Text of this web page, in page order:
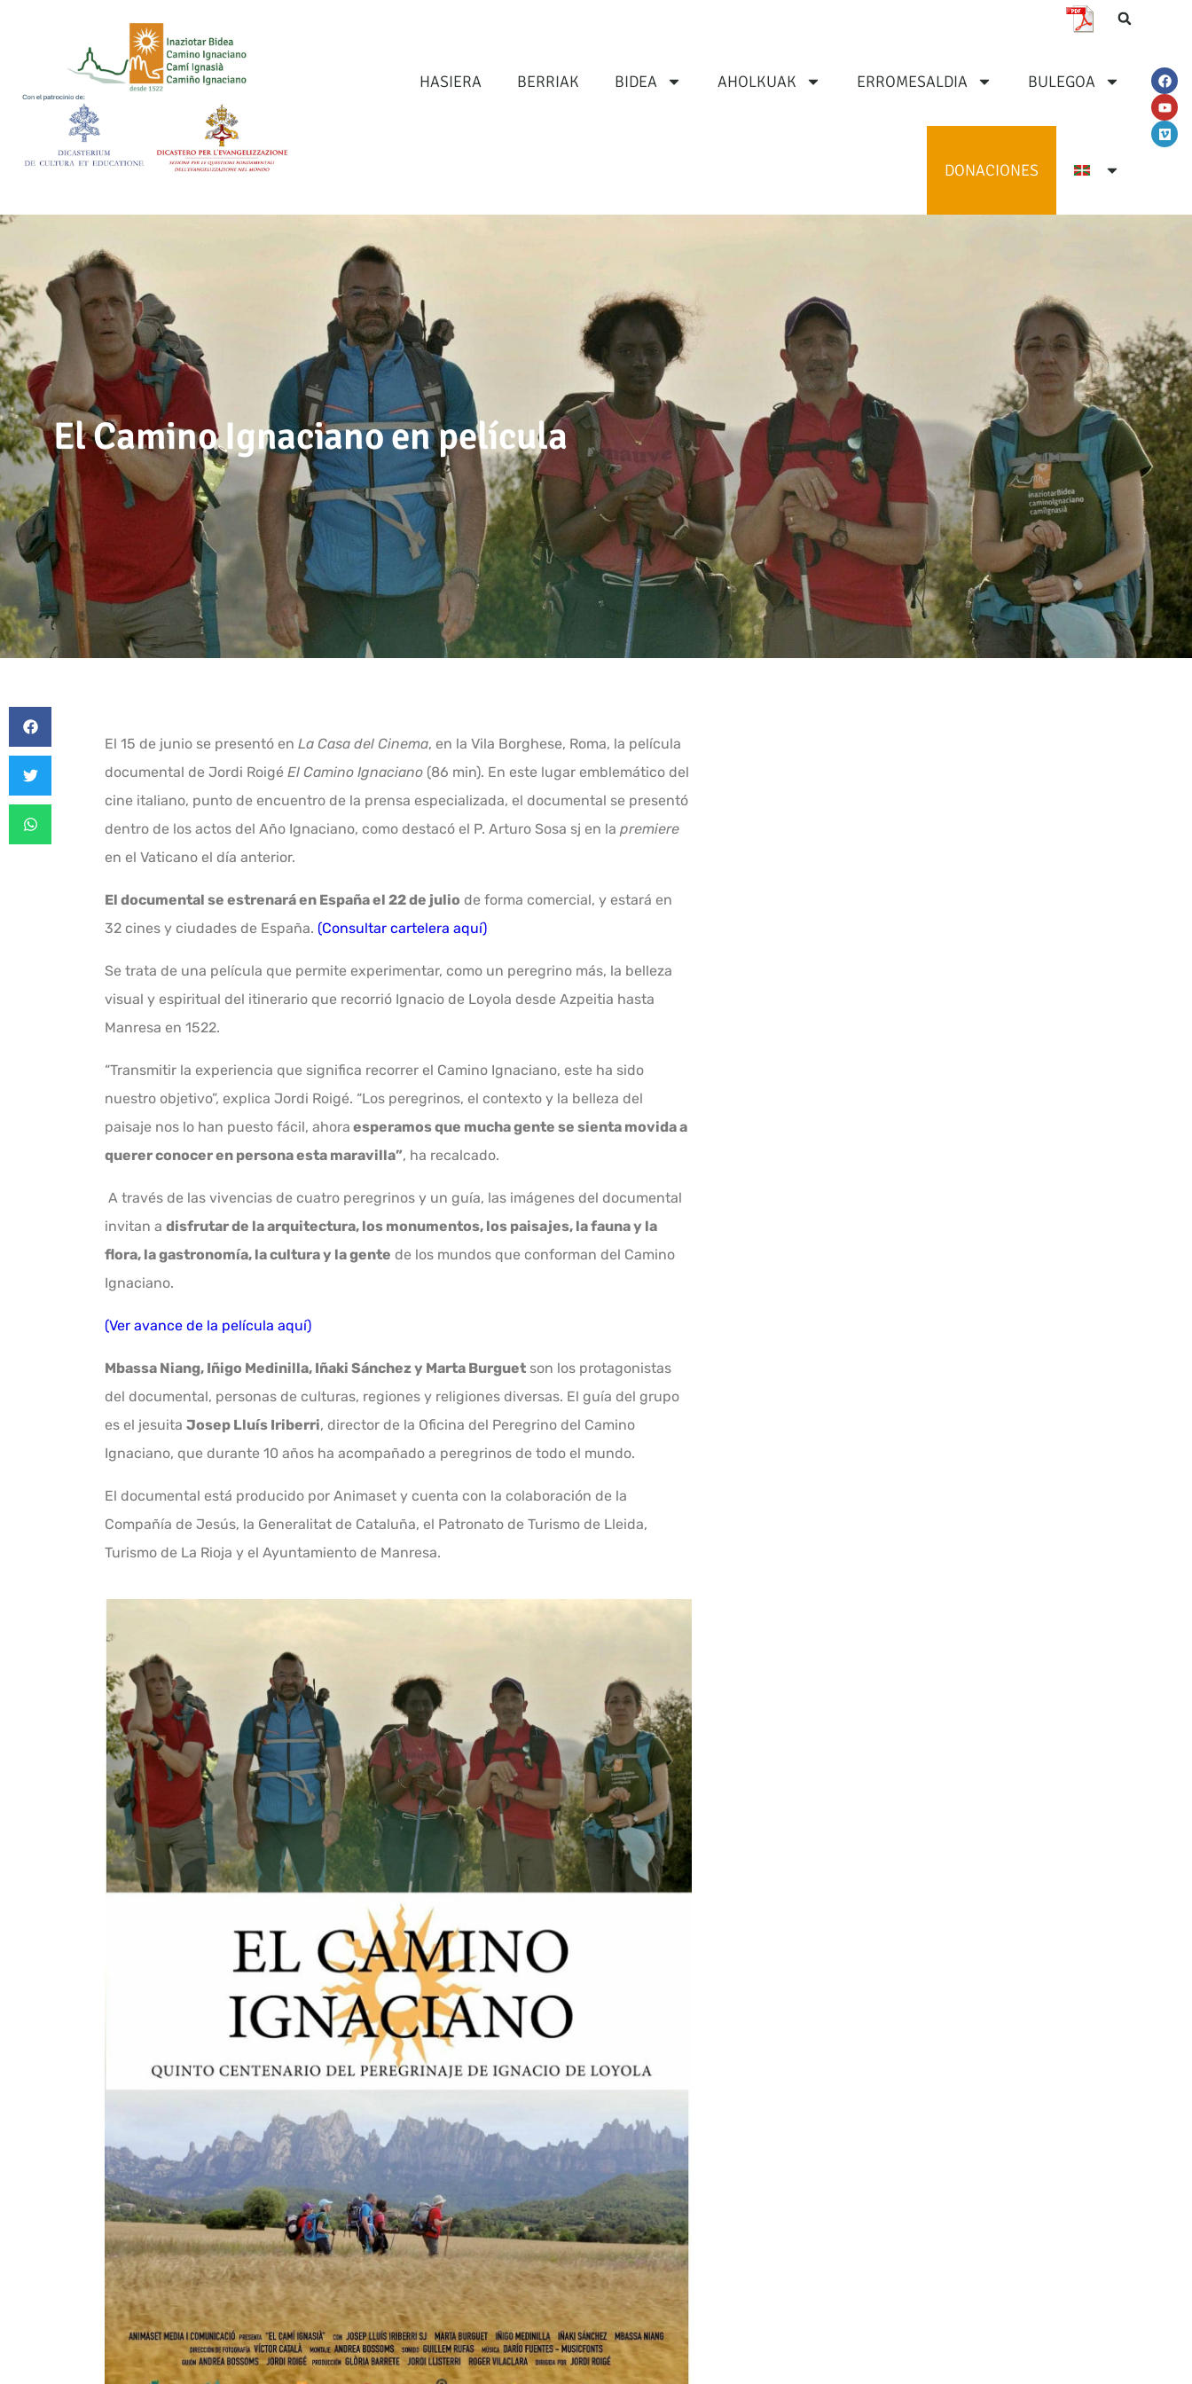
HASIERA BERRIAK BIDEA AHOLKUAK ERROMESALDIA BULEGOA
DONACIONES
El Camino Ignaciano en película
El 15 de junio se presentó en La Casa del Cinema, en la Vila Borghese, Roma, la película
documental de Jordi Roigé El Camino Ignaciano (86 min). En este lugar emblemático del
cine italiano, punto de encuentro de la prensa especializada, el documental se presentó
dentro de los actos del Año Ignaciano, como destacó el P. Arturo Sosa sj en la premiere
en el Vaticano el día anterior.
El documental se estrenará en España el 22 de julio de forma comercial, y estará en
32 cines y ciudades de España. (Consultar cartelera aquí)
Se trata de una película que permite experimentar, como un peregrino más, la belleza
visual y espiritual del itinerario que recorrió Ignacio de Loyola desde Azpeitia hasta
Manresa en 1522.
“Transmitir la experiencia que significa recorrer el Camino Ignaciano, este ha sido
nuestro objetivo”, explica Jordi Roigé. “Los peregrinos, el contexto y la belleza del
paisaje nos lo han puesto fácil, ahora esperamos que mucha gente se sienta movida a
querer conocer en persona esta maravilla”, ha recalcado.
A través de las vivencias de cuatro peregrinos y un guía, las imágenes del documental
invitan a disfrutar de la arquitectura, los monumentos, los paisajes, la fauna y la
flora, la gastronomía, la cultura y la gente de los mundos que conforman del Camino
Ignaciano.
(Ver avance de la película aquí)
Mbassa Niang, Iñigo Medinilla, Iñaki Sánchez y Marta Burguet son los protagonistas
del documental, personas de culturas, regiones y religiones diversas. El guía del grupo
es el jesuita Josep Lluís Iriberri, director de la Oficina del Peregrino del Camino
Ignaciano, que durante 10 años ha acompañado a peregrinos de todo el mundo.
El documental está producido por Animaset y cuenta con la colaboración de la
Compañía de Jesús, la Generalitat de Cataluña, el Patronato de Turismo de Lleida,
Turismo de La Rioja y el Ayuntamiento de Manresa.